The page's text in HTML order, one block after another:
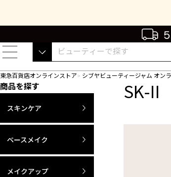
東急百貨店オンラインストア シブヤビューティージャム オン
商品を探す
スキンケア
ベースメイク
メイクアップ
SK-II